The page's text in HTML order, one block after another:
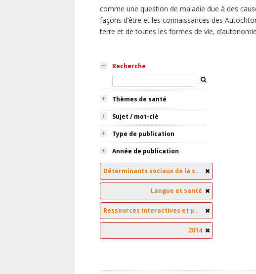
comme une question de maladie due à des
façons d’être et les connaissances des
terre et de toutes les formes de vie,
Recherche
Thèmes de santé
Sujet / mot-clé
Type de publication
Année de publication
Déterminants sociaux de la santé
Langue et santé
Ressources interactives et pédagogiques
2014